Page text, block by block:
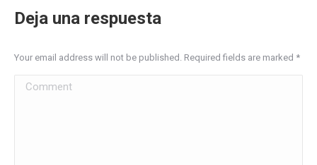
Deja una respuesta
Your email address will not be published. Required fields are marked *
Comment